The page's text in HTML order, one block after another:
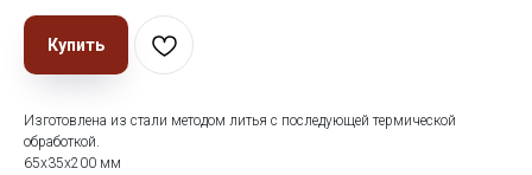
Купить
Изготовлена из стали методом литья с последующей термической
обработкой.
65х35х200 мм